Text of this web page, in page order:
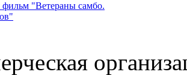
"Ветераны самбо.